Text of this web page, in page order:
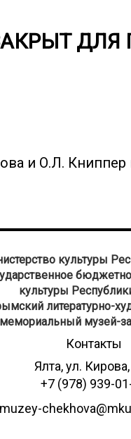
и О.Л.
культуры
культуры
литературно-
мемориальный музей-
Контакты
Ялта, ул.
+7 (978) 939-
muzey-